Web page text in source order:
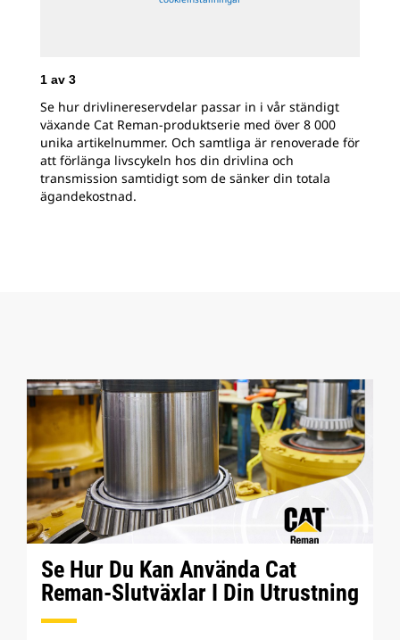
1 av 3
Se hur drivlinereservdelar passar in i vår ständigt
växande Cat Reman-produktserie med över 8 000
unika artikelnummer. Och samtliga är renoverade för
att förlänga livscykeln hos din drivlina och
transmission samtidigt som de sänker din totala
ägandekostnad.
Se Hur Du Kan Använda Cat
Reman-Slutväxlar I Din Utrustning